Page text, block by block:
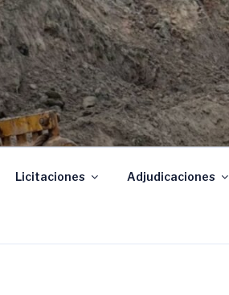
Licitaciones Adjudicaciones